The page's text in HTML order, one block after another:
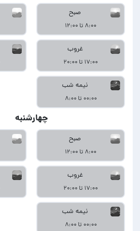
صبح
۸:۰۰ تا ۱۲:۰۰
غروب
۱۷:۰۰ تا ۲۰:۰۰
نیمه شب
۰۰:۰۰ تا ۸:۰۰
چهارشنبه
صبح
۸:۰۰ تا ۱۲:۰۰
غروب
۱۷:۰۰ تا ۲۰:۰۰
نیمه شب
۰۰:۰۰ تا ۸:۰۰